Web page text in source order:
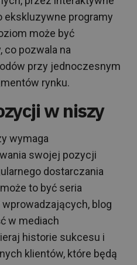
ekskluzywne programy
może być
co pozwala na
przy jednoczesnym
rynku.
w niszy
wymaga
swojej pozycji
dostarczania
to być seria
blog
w mediach
historie sukcesu i
klientów, które będą